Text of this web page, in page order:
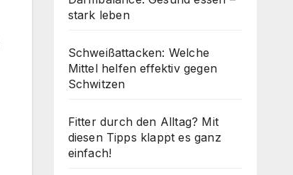
stark leben
Schweißattacken: Welche
Mittel helfen effektiv gegen
Schwitzen
Fitter durch den Alltag? Mit
diesen Tipps klappt es ganz
einfach!